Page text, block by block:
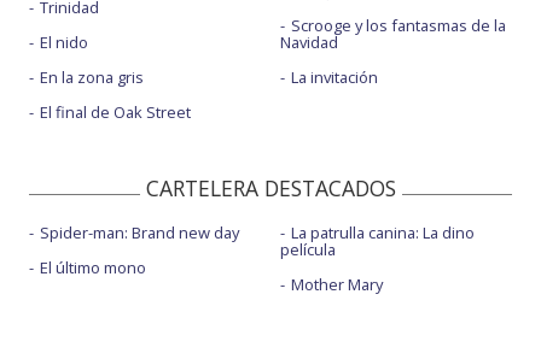
Trinidad
El nido
En la zona gris
El final de Oak Street
Scrooge y los fantasmas de la
Navidad
La invitación
CARTELERA DESTACADOS
Spider-man: Brand new day
El último mono
La patrulla canina: La dino
película
Mother Mary